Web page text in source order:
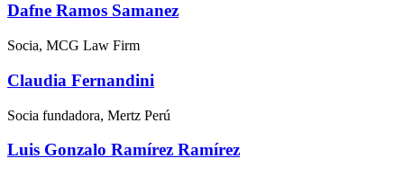
Dafne Ramos Samanez
Socia, MCG Law Firm
Claudia Fernandini
Socia fundadora, Mertz Perú
Luis Gonzalo Ramírez Ramírez